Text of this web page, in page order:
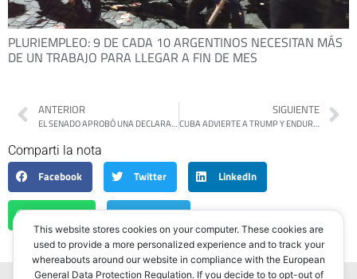
PLURIEMPLEO: 9 DE CADA 10 ARGENTINOS NECESITAN MÁS
DE UN TRABAJO PARA LLEGAR A FIN DE MES
ANTERIOR
EL SENADO APROBÓ UNA DECLARACIÓN POR EL NUNCA MÁS A 50 AÑOS DEL GOLPE
SIGUIENTE
CUBA ADVIERTE A TRUMP Y ENDURECE SU RESPUESTA ANTE LAS AMENAZAS DE EEUU
Comparti la nota
Facebook
Twitter LinkedIn
WhatsApp Telegram
This website stores cookies on your computer. These cookies are
used to provide a more personalized experience and to track your
whereabouts around our website in compliance with the European
General Data Protection Regulation. If you decide to to opt-out of